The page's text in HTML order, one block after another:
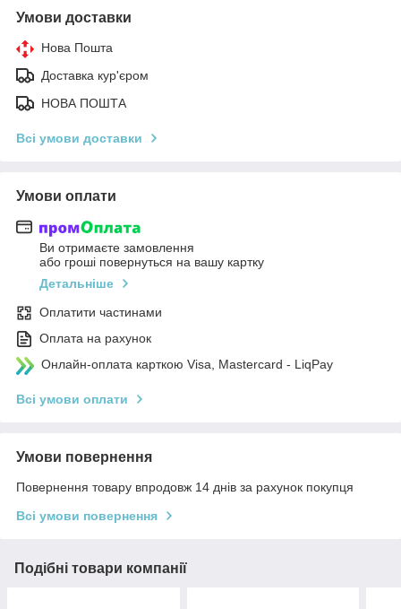
Умови доставки
Нова Пошта
Доставка кур'єром
НОВА ПОШТА
Всі умови доставки
Умови оплати
Ви отримаєте замовлення
або гроші повернуться на вашу картку
Детальніше
Оплатити частинами
Оплата на рахунок
Онлайн-оплата карткою Visa, Mastercard - LiqPay
Всі умови оплати
Умови повернення
Повернення товару впродовж 14 днів за рахунок покупця
Всі умови повернення
Подібні товари компанії